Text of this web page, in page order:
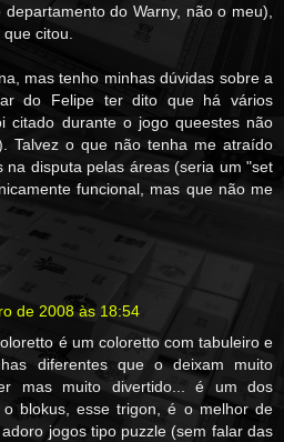
do Warny, não o meu),
citou.
mas tenho minhas dúvidas sobre a
do Felipe ter dito que há vários
citado durante o jogo queestes não
Talvez o que não tenha me atraído
na disputa pelas áreas (seria um "set
funcional, mas que não me
de 2008 às 18:54
é um coloretto com tabuleiro e
diferentes que o deixam muito
mas muito divertido... é um dos
blokus, esse trigon, é o melhor de
jogos tipo puzzle (sem falar das